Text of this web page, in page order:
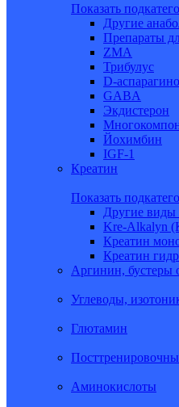
Показать
Другие
Препараты
ZMA
Трибулус
D-
GABA
Экдистерон
Йохимбин
IGF-1
Креатин
Показать
Другие виды
Kre-Alkalyn
Креатин
Креатин
Аргинин, бустеры
Углеводы,
Глютамин
Аминокислоты